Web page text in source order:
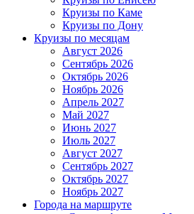
Круизы по Каме
Круизы по Дону
Круизы по месяцам
Август 2026
Сентябрь 2026
Октябрь 2026
Ноябрь 2026
Апрель 2027
Май 2027
Июнь 2027
Июль 2027
Август 2027
Сентябрь 2027
Октябрь 2027
Ноябрь 2027
Города на маршруте